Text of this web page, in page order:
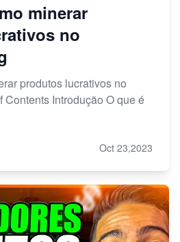
minerar
no
produtos lucrativos no
Contents Introdução O que é
Oct 23,2023